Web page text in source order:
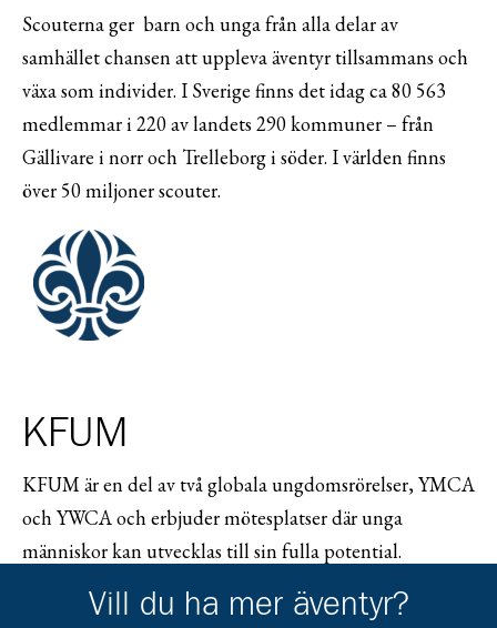
Scouterna ger barn och unga från alla delar av
samhället chansen att uppleva äventyr tillsammans och
växa som individer. I Sverige finns det idag ca 80 563
medlemmar i 220 av landets 290 kommuner – från
Gällivare i norr och Trelleborg i söder. I världen finns
över 50 miljoner scouter.
KFUM
KFUM är en del av två globala ungdomsrörelser, YMCA
och YWCA och erbjuder mötesplatser där unga
människor kan utvecklas till sin fulla potential.
och når ca 70 miljoner människor. I Sverige samlar
Vill du ha mer äventyr?